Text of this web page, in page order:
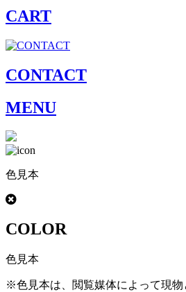
CART
CONTACT
MENU
色見本
COLOR
色見本
※色見本は、閲覧媒体によって現物